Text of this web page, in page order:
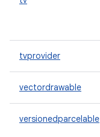
tvprovider
vectordrawable
versionedparcelable